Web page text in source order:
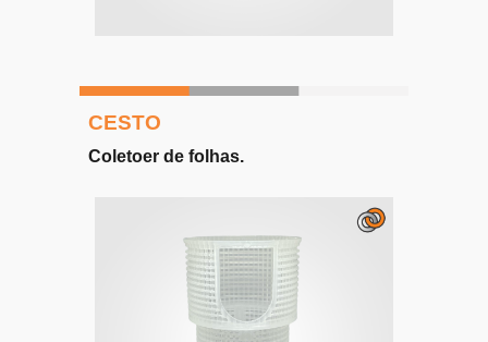
CESTO
Coletoer de folhas.